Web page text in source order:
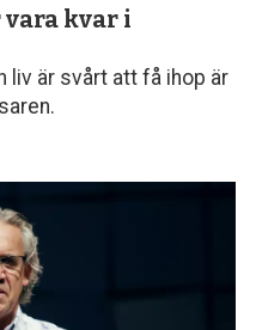
vara kvar i
liv är svårt att få ihop är